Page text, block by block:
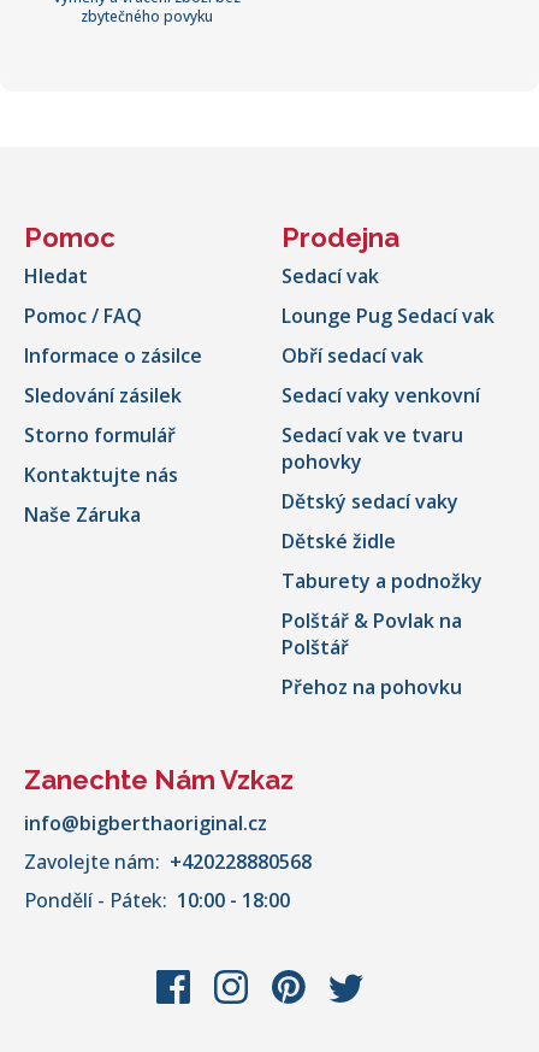
zbytečného povyku
Pomoc
Hledat
Pomoc / FAQ
Informace o zásilce
Sledování zásilek
Storno formulář
Kontaktujte nás
Naše Záruka
Prodejna
Sedací vak
Lounge Pug Sedací vak
Obří sedací vak
Sedací vaky venkovní
Sedací vak ve tvaru
pohovky
Dětský sedací vaky
Dětské židle
Taburety a podnožky
Polštář & Povlak na
Polštář
Přehoz na pohovku
Zanechte Nám Vzkaz
info@bigberthaoriginal.cz
Zavolejte nám: +420228880568
Pondělí - Pátek: 10:00 - 18:00